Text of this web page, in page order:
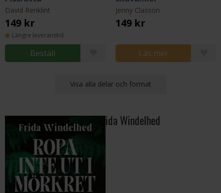
David Renklint
149 kr
Längre leveranstid
Beställ
Jenny Classon
149 kr
Läs mer
Visa alla delar och format
Mer från Frida Windelhed